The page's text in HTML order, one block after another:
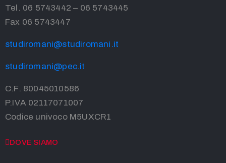
Tel. 06 5743442 – 06 5743445
Fax 06 5743447
studiromani@studiromani.it
studiromani@pec.it
C.F. 80045010586
P.IVA 02117071007
Codice univoco M5UXCR1
DOVE SIAMO